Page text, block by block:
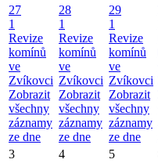
27
1
Revize
komínů
ve
Zvíkovci
Zobrazit
všechny
záznamy
ze dne
28
1
Revize
komínů
ve
Zvíkovci
Zobrazit
všechny
záznamy
ze dne
29
1
Revize
komínů
ve
Zvíkovci
Zobrazit
všechny
záznamy
ze dne
3 4 5